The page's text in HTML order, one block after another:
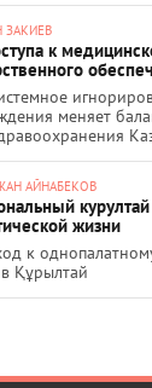
ЗАКИЕВ
к
меняет
АЙНАБЕКОВ
жизни
к
Құрылтай